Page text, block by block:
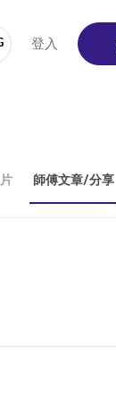
登入
師傅文章/分享